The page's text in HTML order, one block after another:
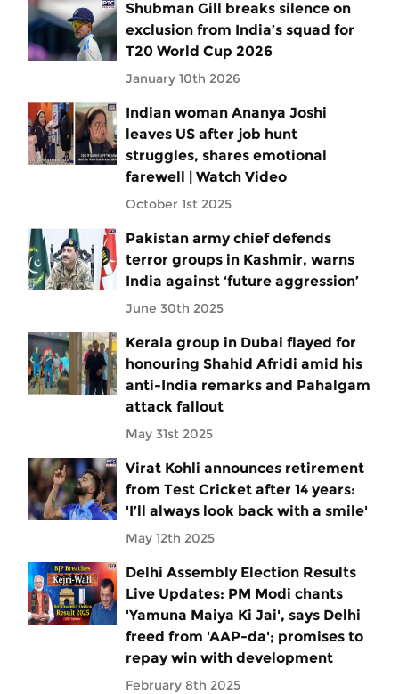
Shubman Gill breaks silence on
exclusion from India’s squad for
T20 World Cup 2026
January 10th 2026
Indian woman Ananya Joshi
leaves US after job hunt
struggles, shares emotional
farewell | Watch Video
October 1st 2025
Pakistan army chief defends
terror groups in Kashmir, warns
India against ‘future aggression’
June 30th 2025
Kerala group in Dubai flayed for
honouring Shahid Afridi amid his
anti-India remarks and Pahalgam
attack fallout
May 31st 2025
Virat Kohli announces retirement
from Test Cricket after 14 years:
'I’ll always look back with a smile'
May 12th 2025
Delhi Assembly Election Results
Live Updates: PM Modi chants
'Yamuna Maiya Ki Jai', says Delhi
freed from 'AAP-da'; promises to
repay win with development
February 8th 2025